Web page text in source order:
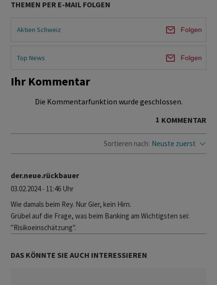
THEMEN PER E-MAIL FOLGEN
Aktien Schweiz Folgen
Top News Folgen
Ihr Kommentar
Die Kommentarfunktion wurde geschlossen.
1 KOMMENTAR
Sortieren nach: Neuste zuerst
der.neue.rückbauer
03.02.2024 - 11:46 Uhr
Wie damals beim Rey. Nur Gier, kein Hirn.
Grübel auf die Frage, was beim Banking am Wichtigsten sei:
"Risikoeinschätzung".
DAS KÖNNTE SIE AUCH INTERESSIEREN